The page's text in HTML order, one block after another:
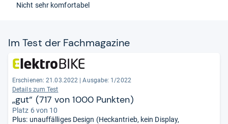
Nicht sehr komfortabel
Im Test der Fach­ma­ga­zine
Erschienen: 21.03.2022 | Ausgabe: 1/2022
Details zum Test
„gut“ (717 von 1000 Punkten)
Platz 6 von 10
Plus: unauffälliges Design (Heckantrieb, kein Display,